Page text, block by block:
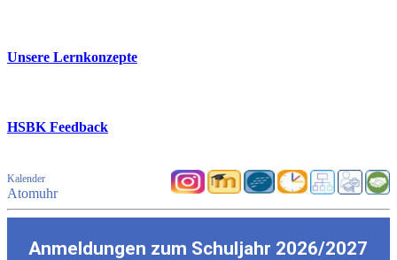
Unsere Lernkonzepte
HSBK Feedback
Kalender
Atomuhr
Anmeldungen zum Schuljahr 2026/2027